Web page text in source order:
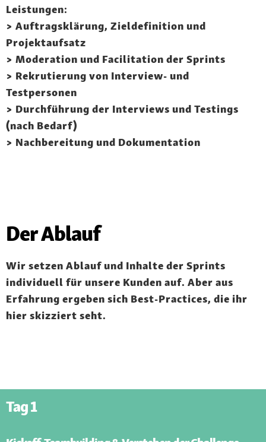
Leistungen:
> Auftragsklärung, Zieldefinition und
Projektaufsatz
> Moderation und Facilitation der Sprints
> Rekrutierung von Interview- und
Testpersonen
> Durchführung der Interviews und Testings
(nach Bedarf)
> Nachbereitung und Dokumentation
Der Ablauf
Wir setzen Ablauf und Inhalte der Sprints
individuell für unsere Kunden auf. Aber aus
Erfahrung ergeben sich Best-Practices, die ihr
hier skizziert seht.
Tag 1